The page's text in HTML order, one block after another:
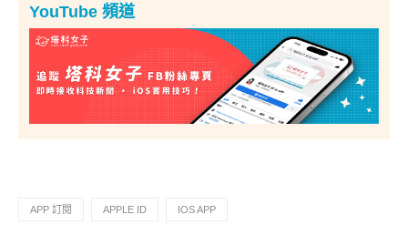
YouTube 頻道
APP 訂閱 APPLE ID IOS APP